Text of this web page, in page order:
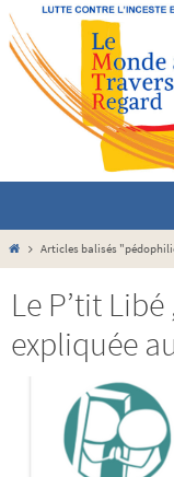
Passer
vers
contenu
HomeArticles balisés
Le P’tit
expliquée